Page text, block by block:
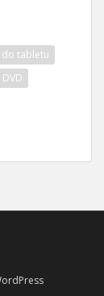
do tabletu